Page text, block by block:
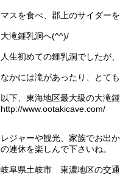
マスを食べ、郡上のサイダー
大滝鍾乳洞へ(^^)/
人生初めての鍾乳洞でしたが
なかには滝があったり、とて
以下、東海地区最大級の大滝
http://www.ootakicave.com/
レジャーや観光、家族でお出
の連休を楽しんで下さいね。
岐阜県土岐市 東濃地区の交